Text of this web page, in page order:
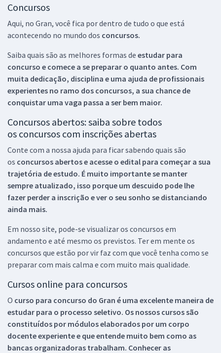
Concursos
Aqui, no Gran, você fica por dentro de tudo o que está
acontecendo no mundo dos concursos.
Saiba quais são as melhores formas de estudar para
concurso e comece a se preparar o quanto antes. Com
muita dedicação, disciplina e uma ajuda de profissionais
experientes no ramo dos concursos, a sua chance de
conquistar uma vaga passa a ser bem maior.
Concursos abertos: saiba sobre todos
os concursos com inscrições abertas
Conte com a nossa ajuda para ficar sabendo quais são
os concursos abertos e acesse o edital para começar a sua
trajetória de estudo. É muito importante se manter
sempre atualizado, isso porque um descuido pode lhe
fazer perder a inscrição e ver o seu sonho se distanciando
ainda mais.
Em nosso site, pode-se visualizar os concursos em
andamento e até mesmo os previstos. Ter em mente os
concursos que estão por vir faz com que você tenha como se
preparar com mais calma e com muito mais qualidade.
Cursos online para concursos
O curso para concurso do Gran é uma excelente maneira de
estudar para o processo seletivo. Os nossos cursos são
constituídos por módulos elaborados por um corpo
docente experiente e que entende muito bem como as
bancas organizadoras trabalham. Conhecer as